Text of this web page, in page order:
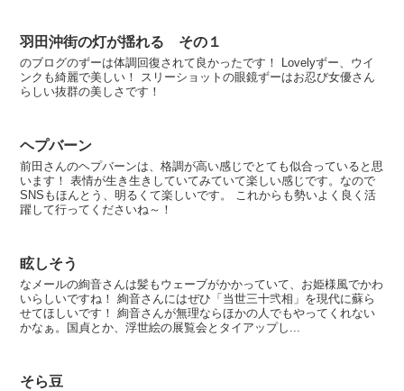
羽田沖街の灯が揺れる その１
のブログのずーは体調回復されて良かったです！ Lovelyずー、ウイ
ンクも綺麗で美しい！ スリーショットの眼鏡ずーはお忍び女優さん
らしい抜群の美しさです！
ヘプバーン
前田さんのヘプバーンは、格調が高い感じでとても似合っていると思
います！ 表情が生き生きしていてみていて楽しい感じです。なので
SNSもほんとう、明るくて楽しいです。 これからも勢いよく良く活
躍して行ってくださいね～！
眩しそう
なメールの絢音さんは髪もウェーブがかかっていて、お姫様風でかわ
いらしいですね！ 絢音さんにはぜひ「当世三十弐相」を現代に蘇ら
せてほしいです！ 絢音さんが無理ならほかの人でもやってくれない
かなぁ。国貞とか、浮世絵の展覧会とタイアップし...
そら豆